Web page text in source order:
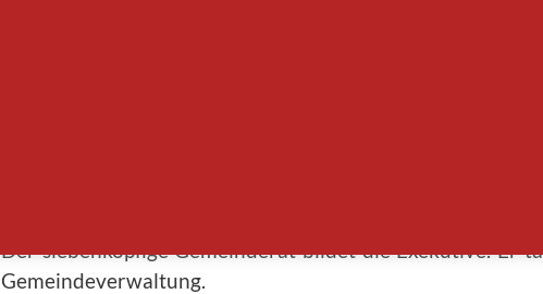
Die Stimmbürgerinnen und Stimmbürger bilden das
heisst, die stimmberechtigten Schweizer
Der siebenköpfige Gemeinderat bildet die Exekutive. Er
Gemeindeverwaltung.